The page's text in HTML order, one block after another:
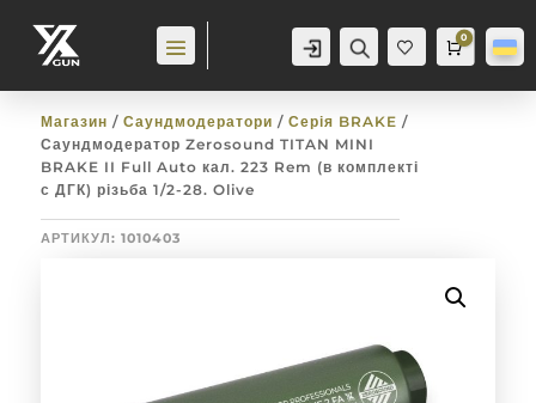
Аккаунт Пошук
Баж
анн
Cart
0
0,0грн
Магазин / Саундмодератори / Серія BRAKE /
Саундмодератор Zerosound TITAN MINI
BRAKE II Full Auto кал. 223 Rem (в комплекті
с ДГК) різьба 1/2-28. Olive
АРТИКУЛ: 1010403